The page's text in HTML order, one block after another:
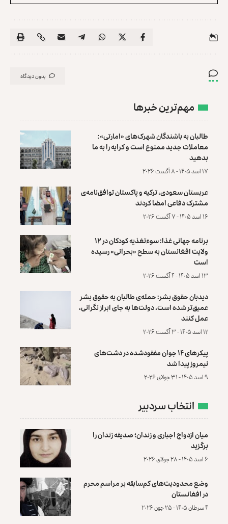
بدون دیدگاه
مهم‌ترین خبرها
طالبان به باشندگان شهرک‌های «امارتی»:
معاملات جدید ممنوع است و کرایه را به ما
بدهید
۱۷ اسد ۱۴۰۵ - ۸ آگست ۲۰۲۶
عربستان سعودی، ترکیه و پاکستان توافق‌نامه‌ی
مشترک دفاعی امضا کردند
۱۶ اسد ۱۴۰۵ - ۷ آگست ۲۰۲۶
برنامه جهانی غذا: سوءتغذیه کودکان در ۱۲
ولایت افغانستان به سطح «بحرانی» رسیده
است
۱۳ اسد ۱۴۰۵ - ۴ آگست ۲۰۲۶
دیدبان حقوق بشر: حمله‌ی طالبان به حقوق بشر
عمیق‌تر شده است، دولت‌ها به جای ابراز نگرانی،
عمل کنند
۱۲ اسد ۱۴۰۵ - ۳ آگست ۲۰۲۶
پیکرهای ۱۴ جوان مفقودشده در دشت‌های
نیمروز پیدا شد
۹ اسد ۱۴۰۵ - ۳۱ جولای ۲۰۲۶
انتخاب سردبیر
میان ازدواج اجباری و زندان؛ صدیقه زندان را
برگزید
۶ اسد ۱۴۰۵ - ۲۸ جولای ۲۰۲۶
وضع محدودیت‌های کم‌سابقه بر مراسم محرم
در افغانستان
۴ سرطان ۱۴۰۵ - ۲۵ جون ۲۰۲۶